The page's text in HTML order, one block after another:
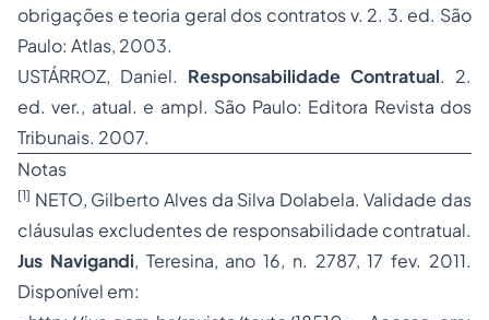
obrigações e teoria geral dos contratos v. 2. 3. ed. São
Paulo: Atlas, 2003.
USTÁRROZ, Daniel. Responsabilidade Contratual. 2.
ed. ver., atual. e ampl. São Paulo: Editora Revista dos
Tribunais. 2007.
Notas
[1] NETO, Gilberto Alves da Silva Dolabela. Validade das
cláusulas excludentes de responsabilidade contratual.
Jus Navigandi, Teresina, ano 16, n. 2787, 17 fev. 2011.
Disponível em: